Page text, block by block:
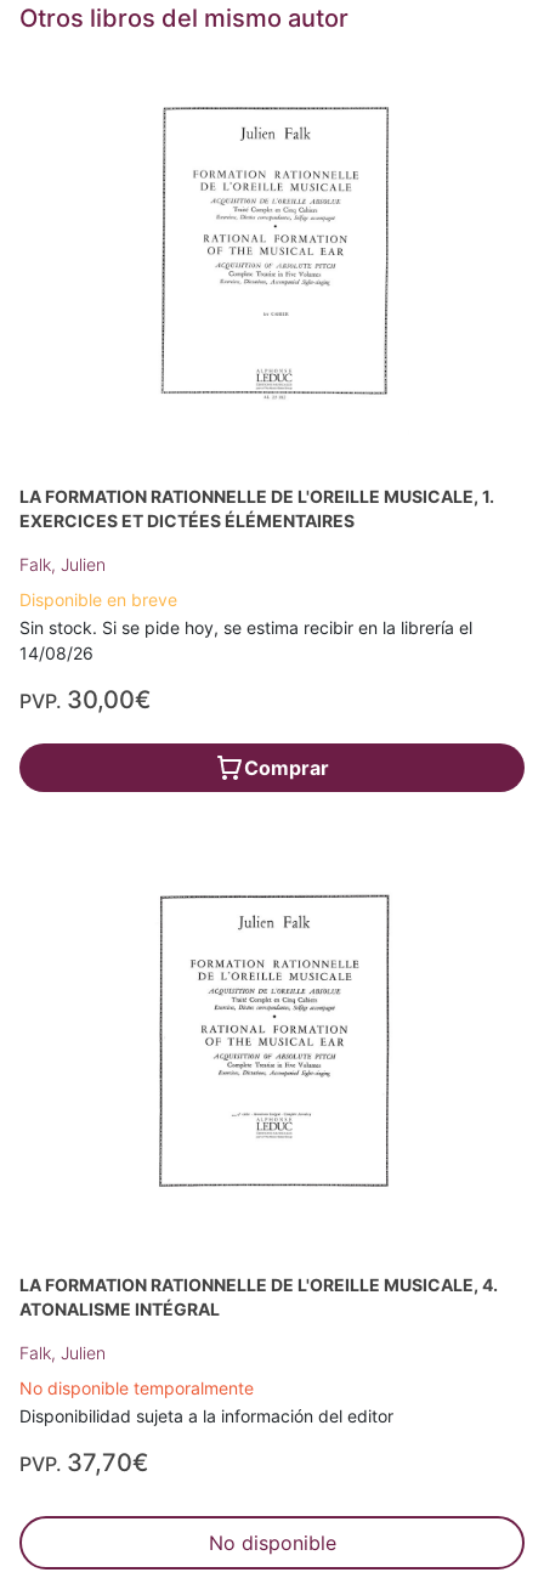
Otros libros del mismo autor
LA FORMATION RATIONNELLE DE L'OREILLE MUSICALE, 1.
EXERCICES ET DICTÉES ÉLÉMENTAIRES
Falk, Julien
Disponible en breve
Sin stock. Si se pide hoy, se estima recibir en la librería el
14/08/26
PVP. 30,00€
Comprar
LA FORMATION RATIONNELLE DE L'OREILLE MUSICALE, 4.
ATONALISME INTÉGRAL
Falk, Julien
No disponible temporalmente
Disponibilidad sujeta a la información del editor
PVP. 37,70€
No disponible